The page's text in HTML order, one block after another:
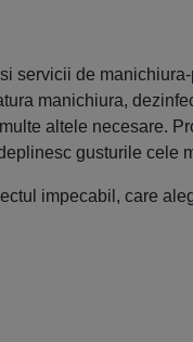
servicii de
manichiura,
altele necesare.
gusturile cele
impecabil, care
cei mai mari